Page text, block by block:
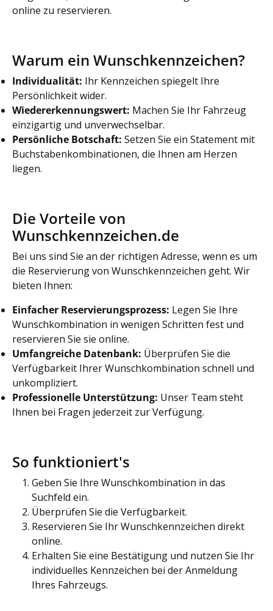
online zu reservieren.
Warum ein Wunschkennzeichen?
Individualität: Ihr Kennzeichen spiegelt Ihre
Persönlichkeit wider.
Wiedererkennungswert: Machen Sie Ihr Fahrzeug
einzigartig und unverwechselbar.
Persönliche Botschaft: Setzen Sie ein Statement mit
Buchstabenkombinationen, die Ihnen am Herzen
liegen.
Die Vorteile von
Wunschkennzeichen.de
Bei uns sind Sie an der richtigen Adresse, wenn es um
die Reservierung von Wunschkennzeichen geht. Wir
bieten Ihnen:
Einfacher Reservierungsprozess: Legen Sie Ihre
Wunschkombination in wenigen Schritten fest und
reservieren Sie sie online.
Umfangreiche Datenbank: Überprüfen Sie die
Verfügbarkeit Ihrer Wunschkombination schnell und
unkompliziert.
Professionelle Unterstützung: Unser Team steht
Ihnen bei Fragen jederzeit zur Verfügung.
So funktioniert's
Geben Sie Ihre Wunschkombination in das
Suchfeld ein.
Überprüfen Sie die Verfügbarkeit.
Reservieren Sie Ihr Wunschkennzeichen direkt
online.
Erhalten Sie eine Bestätigung und nutzen Sie Ihr
individuelles Kennzeichen bei der Anmeldung
Ihres Fahrzeugs.